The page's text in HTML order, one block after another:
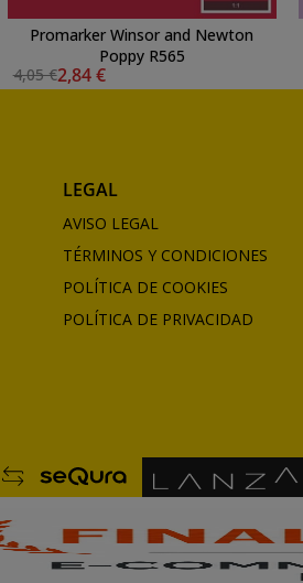
Promarker Winsor and Newton
Poppy R565
4,05 €2,84 €
LEGAL
AVISO LEGAL
TÉRMINOS Y CONDICIONES
POLÍTICA DE COOKIES
POLÍTICA DE PRIVACIDAD